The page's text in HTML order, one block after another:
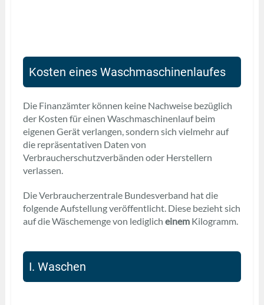
Kosten eines Waschmaschinenlaufes
Die Finanzämter können keine Nachweise bezüglich
der Kosten für einen Waschmaschinenlauf beim
eigenen Gerät verlangen, sondern sich vielmehr auf
die repräsentativen Daten von
Verbraucherschutzverbänden oder Herstellern
verlassen.
Die Verbraucherzentrale Bundesverband hat die
folgende Aufstellung veröffentlicht. Diese bezieht sich
auf die Wäschemenge von lediglich einemKilogramm.
I. Waschen